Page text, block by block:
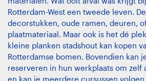
Rotterdam-West een tweede leven.
decorstukken, oude ramen, deuren,
plaatmateriaal. Maar ook is het dé
kleine planken stadshout kan kopen
Rotterdamse bomen. Bovendien kan
reserveren in hun werkplaats om zelf
en kan je meerdere cursussen